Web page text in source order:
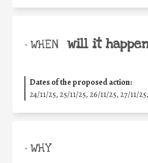
• WHEN will it
Dates of the proposed action:
24/11/25, 25/11/25, 26/11/25, 27/11/25,
• WHY